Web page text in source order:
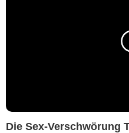
Die Sex-Verschwörung